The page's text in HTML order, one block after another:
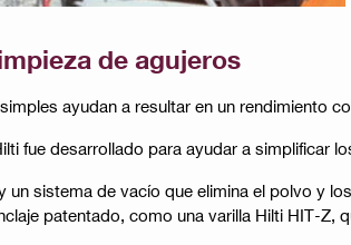
de agujeros
ayudan a resultar en un rendimiento
fue desarrollado para ayudar a simplificar
un sistema de vacío que elimina el polvo y
patentado, como una varilla Hilti HIT-Z,